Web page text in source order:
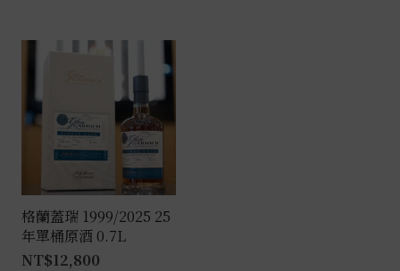
格蘭蓋瑞 1999/2025 25
年單桶原酒 0.7L
NT$12,800